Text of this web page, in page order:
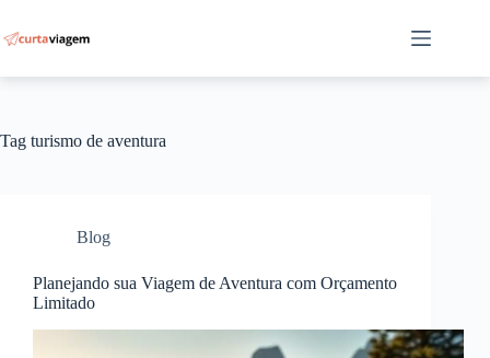
para
o
Tag turismo de aventura
Blog
Planejando sua Viagem de Aventura com Orçamento
Limitado